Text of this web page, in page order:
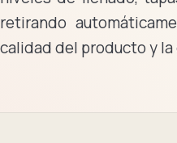
retirando
calidad del producto y